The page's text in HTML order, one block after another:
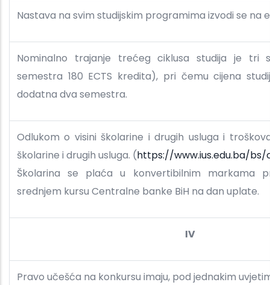
Nastava na svim studijskim programima izvodi se na
Nominalno trajanje trećeg ciklusa studija je tri
semestra 180 ECTS kredita), pri čemu cijena
dodatna dva semestra.
Odlukom o visini školarine i drugih usluga i
školarine i drugih usluga. (https://www.ius.edu.ba/
Školarina se plaća u konvertibilnim markama
srednjem kursu Centralne banke BiH na dan uplate.
IV
Pravo učešća na konkursu imaju, pod jednakim